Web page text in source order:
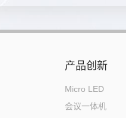
产品创新
Micro LED
会议一体机